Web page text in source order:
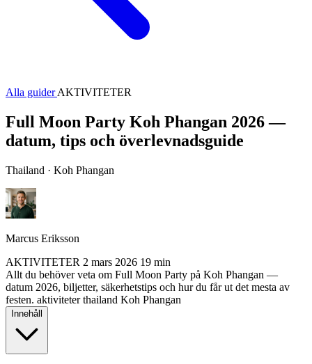
Alla guiderAKTIVITETER
Full Moon Party Koh Phangan 2026 —
datum, tips och överlevnadsguide
Thailand · Koh Phangan
Marcus Eriksson
AKTIVITETER 2 mars 2026 19 min
Allt du behöver veta om Full Moon Party på Koh Phangan —
datum 2026, biljetter, säkerhetstips och hur du får ut det mesta av
festen. aktiviteter thailand Koh Phangan
Innehåll